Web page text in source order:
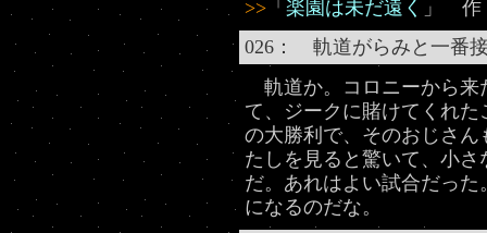
>> 「 楽園は未だ遠く 」 作
026： 軌道がらみと一番
軌道か。コロニーから来
て、ジークに賭けてくれ
の大勝利で、そのおじさ
たしを見ると驚いて、小
だ。あれはよい試合だっ
になるのだな。